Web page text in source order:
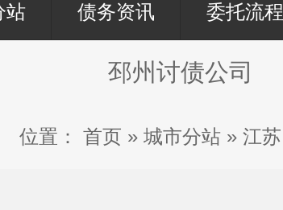
站 债务资讯 委托流程
邳州讨债公司
位置： 首页 » 城市分站 » 江苏